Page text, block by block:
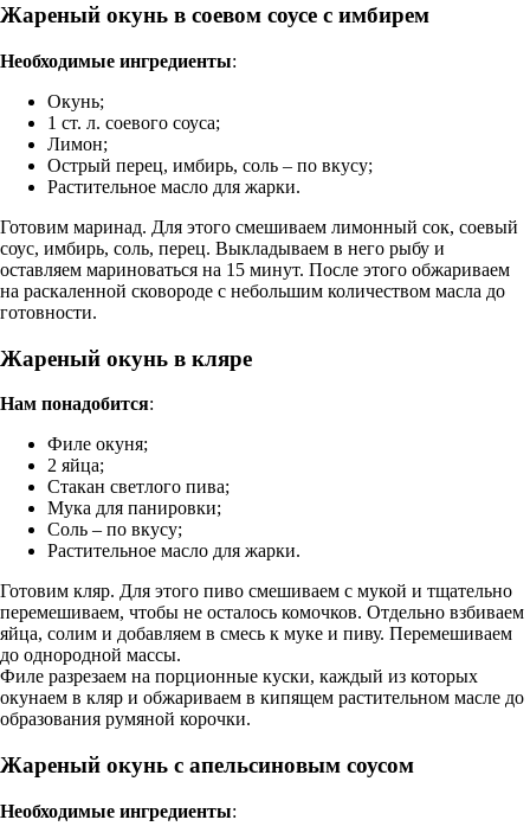
Жареный окунь в соевом соусе с имбирем
Необходимые ингредиенты:
Окунь;
1 ст. л. соевого соуса;
Лимон;
Острый перец, имбирь, соль – по вкусу;
Растительное масло для жарки.
Готовим маринад. Для этого смешиваем лимонный сок, соевый
соус, имбирь, соль, перец. Выкладываем в него рыбу и
оставляем мариноваться на 15 минут. После этого обжариваем
на раскаленной сковороде с небольшим количеством масла до
готовности.
Жареный окунь в кляре
Нам понадобится:
Филе окуня;
2 яйца;
Стакан светлого пива;
Мука для панировки;
Соль – по вкусу;
Растительное масло для жарки.
Готовим кляр. Для этого пиво смешиваем с мукой и тщательно
перемешиваем, чтобы не осталось комочков. Отдельно взбиваем
яйца, солим и добавляем в смесь к муке и пиву. Перемешиваем
до однородной массы.
Филе разрезаем на порционные куски, каждый из которых
окунаем в кляр и обжариваем в кипящем растительном масле до
образования румяной корочки.
Жареный окунь с апельсиновым соусом
Необходимые ингредиенты: